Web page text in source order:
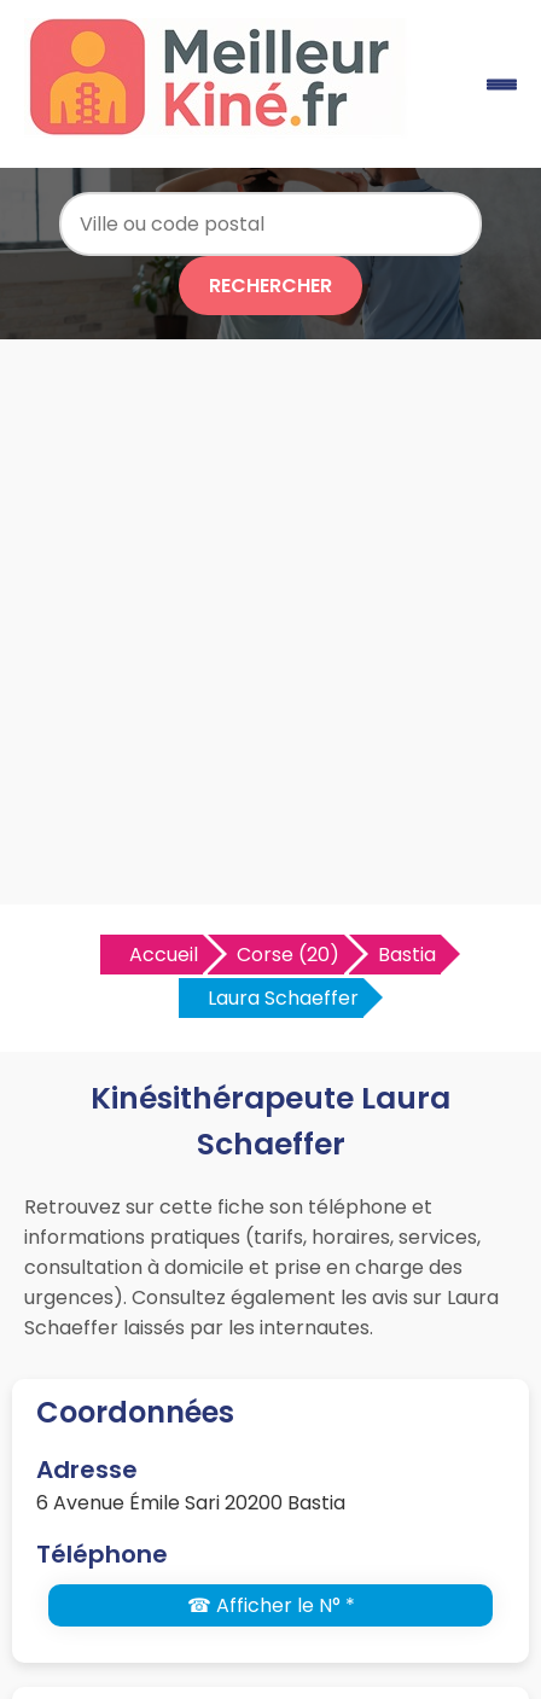
RECHERCHER
Accueil Corse (20)
Bastia
Laura Schaeffer
Kinésithérapeute Laura
Schaeffer
Retrouvez sur cette fiche son téléphone et
informations pratiques (tarifs, horaires, services,
consultation à domicile et prise en charge des
urgences). Consultez également les avis sur Laura
Schaeffer laissés par les internautes.
Coordonnées
Adresse
6 Avenue Émile Sari 20200 Bastia
Téléphone
☎ Afficher le N° *